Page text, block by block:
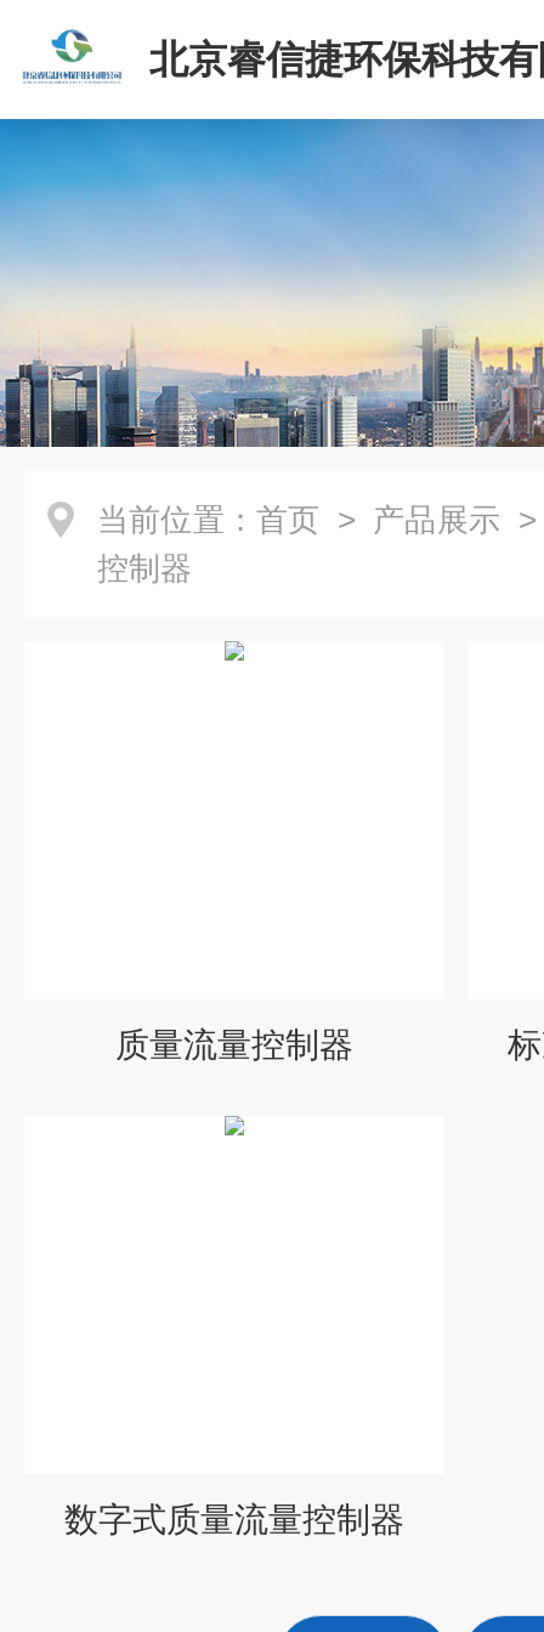
北京睿信捷环保科技
当前位置： 首页 > 产品展示
控制器
质量流量控制器
数字式质量流量控制器